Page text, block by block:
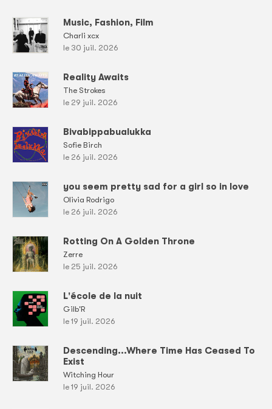
Music, Fashion, Film
Charli xcx
le 30 juil. 2026
Reality Awaits
The Strokes
le 29 juil. 2026
Bivabippabualukka
Sofie Birch
le 26 juil. 2026
you seem pretty sad for a girl so in love
Olivia Rodrigo
le 26 juil. 2026
Rotting On A Golden Throne
Zerre
le 25 juil. 2026
L'école de la nuit
Gilb'R
le 19 juil. 2026
Descending...Where Time Has Ceased To
Exist
Witching Hour
le 19 juil. 2026